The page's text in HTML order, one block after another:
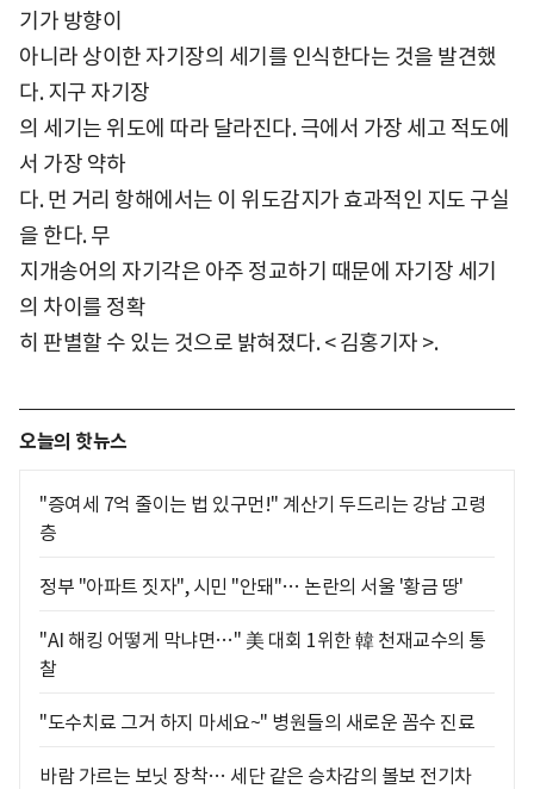
기가 방향이
아니라 상이한 자기장의 세기를 인식한다는 것을 발견했
다. 지구 자기장
의 세기는 위도에 따라 달라진다. 극에서 가장 세고 적도에
서 가장 약하
다. 먼 거리 항해에서는 이 위도감지가 효과적인 지도 구실
을 한다. 무
지개송어의 자기각은 아주 정교하기 때문에 자기장 세기
의 차이를 정확
히 판별할 수 있는 것으로 밝혀졌다. < 김홍기자 >.
오늘의 핫뉴스
"증여세 7억 줄이는 법 있구먼!" 계산기 두드리는 강남 고령
층
정부 "아파트 짓자", 시민 "안돼"… 논란의 서울 '황금 땅'
"AI 해킹 어떻게 막냐면…" 美 대회 1위한 韓 천재교수의 통
찰
"도수치료 그거 하지 마세요~" 병원들의 새로운 꼼수 진료
바람 가르는 보닛 장착… 세단 같은 승차감의 볼보 전기차